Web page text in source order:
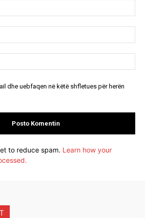
dhe uebfaqen në këtë shfletues për herën
to reduce spam. Learn how your